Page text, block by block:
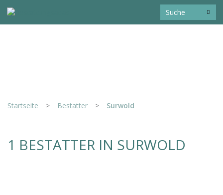
Startseite > Bestatter > Surwold
1 BESTATTER IN SURWOLD